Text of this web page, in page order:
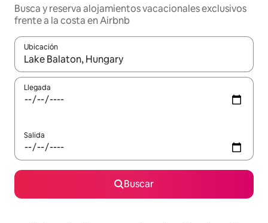
Busca y reserva alojamientos vacacionales exclusivos
frente a la costa en Airbnb
Ubicación
Cuando los resultados estén disponibles, navega con las
Llegada
Salida
Buscar